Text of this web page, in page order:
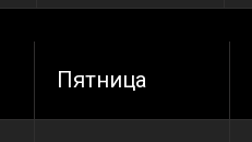
Пятница